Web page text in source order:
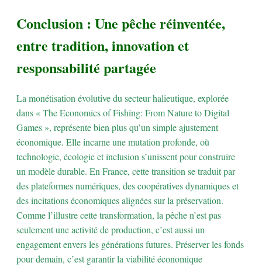
Conclusion : Une pêche réinventée,
entre tradition, innovation et
responsabilité partagée
La monétisation évolutive du secteur halieutique, explorée
dans « The Economics of Fishing: From Nature to Digital
Games », représente bien plus qu’un simple ajustement
économique. Elle incarne une mutation profonde, où
technologie, écologie et inclusion s’unissent pour construire
un modèle durable. En France, cette transition se traduit par
des plateformes numériques, des coopératives dynamiques et
des incitations économiques alignées sur la préservation.
Comme l’illustre cette transformation, la pêche n’est pas
seulement une activité de production, c’est aussi un
engagement envers les générations futures. Préserver les fonds
pour demain, c’est garantir la viabilité économique